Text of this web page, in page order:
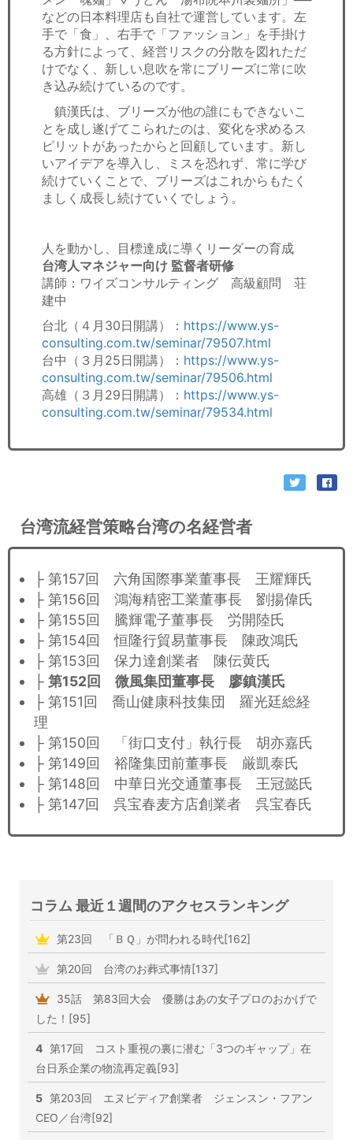
などの日本料理店も自社で運営しています。左
手で「食」、右手で「ファッション」を手掛け
る方針によって、経営リスクの分散を図れただ
けでなく、新しい息吹を常にブリーズに常に吹
き込み続けているのです。
鎮漢氏は、ブリーズが他の誰にもできないこ
とを成し遂げてこられたのは、変化を求めるス
ピリットがあったからと回顧しています。新し
いアイデアを導入し、ミスを恐れず、常に学び
続けていくことで、ブリーズはこれからもたく
ましく成長し続けていくでしょう。
人を動かし、目標達成に導くリーダーの育成
台湾人マネジャー向け 監督者研修
講師：ワイズコンサルティング 高級顧問 荘
建中
台北（４月30日開講）： https://www.ys-
consulting.com.tw/seminar/79507.html
台中（３月25日開講）： https://www.ys-
consulting.com.tw/seminar/79506.html
高雄（３月29日開講）： https://www.ys-
consulting.com.tw/seminar/79534.html
台湾流経営策略台湾の名経営者
├ 第157回 六角国際事業董事長 王耀輝氏
├ 第156回 鴻海精密工業董事長 劉揚偉氏
├ 第155回 騰輝電子董事長 労開陸氏
├ 第154回 恒隆行貿易董事長 陳政鴻氏
├ 第153回 保力達創業者 陳伝黄氏
├ 第152回 微風集団董事長 廖鎮漢氏
├ 第151回 喬山健康科技集団 羅光廷総経
理
├ 第150回 「街口支付」執行長 胡亦嘉氏
├ 第149回 裕隆集団前董事長 厳凱泰氏
├ 第148回 中華日光交通董事長 王冠懿氏
├ 第147回 呉宝春麦方店創業者 呉宝春氏
コラム 最近１週間のアクセスランキング
第23回 「ＢＱ」が問われる時代[162]
第20回 台湾のお葬式事情[137]
35話 第83回大会 優勝はあの女子プロのおかげで
した！[95]
4 第17回 コスト重視の裏に潜む「3つのギャップ」在
台日系企業の物流再定義[93]
5 第203回 エヌビディア創業者 ジェンスン・フアン
CEO／台湾[92]